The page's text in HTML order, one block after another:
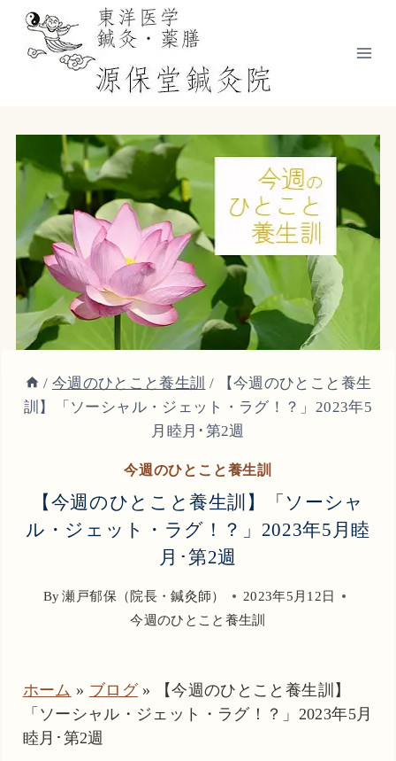
/ 今週のひとこと養生訓 /
【今週のひとこと養生
訓】「ソーシャル・ジェット・ラグ！？」2023年5
月睦月･第2週
今週のひとこと養生訓
【今週のひとこと養生訓】「ソーシャ
ル・ジェット・ラグ！？」2023年5月睦
月･第2週
By 瀬戸郁保（院長・鍼灸師）
2023年5月12日
今週のひとこと養生訓
ホーム » ブログ»
【今週のひとこと養生訓】
「ソーシャル・ジェット・ラグ！？」2023年5月
睦月･第2週